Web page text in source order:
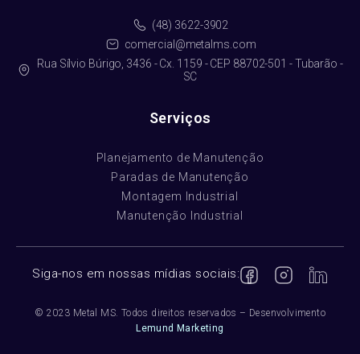
(48) 3622-3902
comercial@metalms.com
Rua Sílvio Búrigo, 3436 - Cx. 1159 - CEP 88702-501 - Tubarão -
SC
Serviços
Planejamento de Manutenção
Paradas de Manutenção
Montagem Industrial
Manutenção Industrial
Siga-nos em nossas mídias sociais:
© 2023 Metal MS. Todos direitos reservados – Desenvolvimento
Lemund Marketing